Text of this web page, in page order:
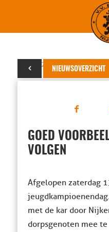
NIEUWSOVERZICHT
15 mei 2017
GOED
VOLGEN
Afgelopen zaterdag
met de kar door
dorpsgenoten mee